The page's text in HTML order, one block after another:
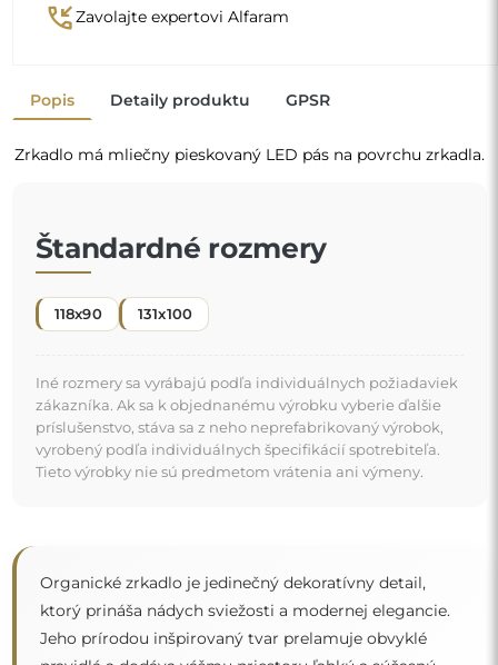
Tieto výrobky nie sú predmetom vrátenia ani výmeny.
ktorý prináša nádych sviežosti a modernej elegancie.
atmosféru. Je dokonalou voľbou pre tých, ktorí chcú
originálny a personalizovaný interiér.
Zrkadlo na individuálnu
objednávku
vyrobiť, sú 200×300 cm
a okrúhle zrkadlá s priemerom
200 cm
. Zrkadlá vyrábame na individuálnu objednávku.
Vyzývame vás, aby ste nám poslali svoju požiadavku
spolu s projektom na e-mailovú adresu